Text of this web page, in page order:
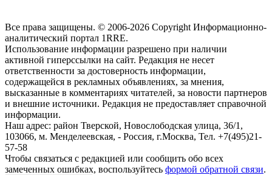
Все права защищены. © 2006-2026 Copyright Информационно-
аналитический портал 1RRE.
Использование информации разрешено при наличии
активной гиперссылки на сайт. Редакция не несет
ответственности за достоверность информации,
содержащейся в рекламных объявлениях, за мнения,
высказанные в комментариях читателей, за новости партнеров
и внешние источники. Редакция не предоставляет справочной
информации.
Наш адрес: район Тверской, Новослободская улица, 36/1 ,
103066, м. Менделеевская, - Россия, г.Москва, Тел. +7(495)21-
57-58
Чтобы связаться с редакцией или сообщить обо всех
замеченных ошибках, воспользуйтесь формой обратной связи.